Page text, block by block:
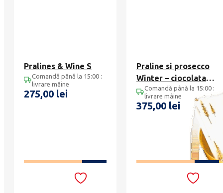
Pralines & Wine S
Comandă până la 15:00 :
livrare mâine
275,00 lei
ADAUGĂ ÎN COȘ
Praline si prosecco
Winter – ciocolata
Leonidas 27p
Comandă până la 15:00 :
livrare mâine
375,00 lei
ADAUGĂ ÎN COȘ